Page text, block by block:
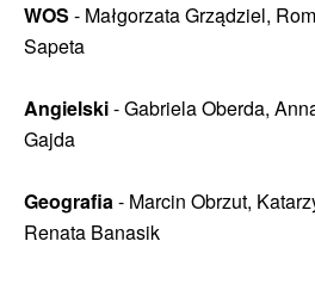
WOS - Małgorzata Grządziel,
Sapeta
Angielski- Gabriela Oberda,
Gajda
Geografia- Marcin Obrzut,
Renata Banasik